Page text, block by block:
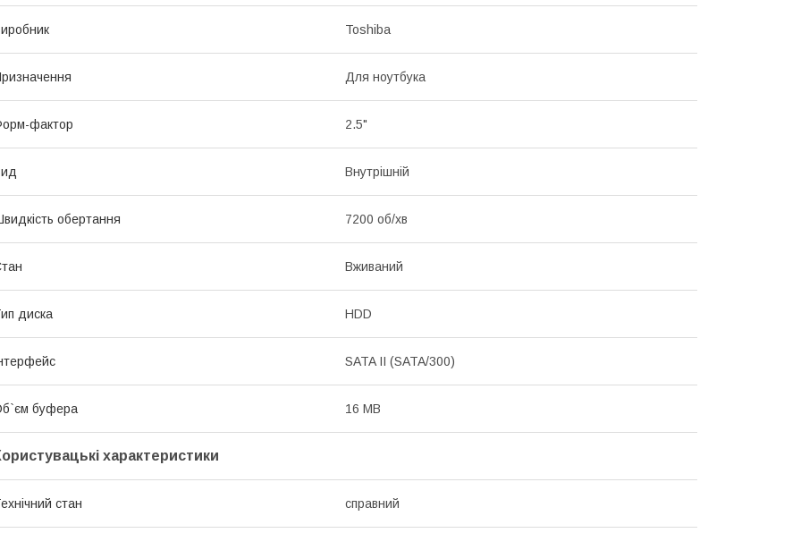
Toshiba
Для ноутбука
фактор 2.5"
Внутрішній
обертання 7200 об/хв
Вживаний
диска HDD
SATA II (SATA/300)
буфера 16 MB
характеристики
стан справний